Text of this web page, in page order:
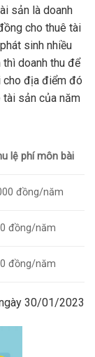
sản là doanh
cho thuê tài
sinh nhiều
doanh thu để
cho địa điểm đó
tài sản của năm
lệ phí môn bài
đồng/năm
đồng/năm
đồng/năm
30/01/2023